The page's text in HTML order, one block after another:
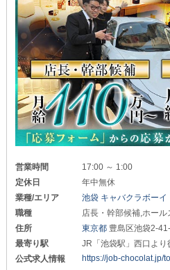
営業時間
17:00 ～ 1:00
定休日
年中無休
業種/エリア
池袋 キャバクラボーイ
職種
店長・幹部候補,ホー
住所
東京都 豊島区池袋2-
最寄り駅
JR「池袋駅」西口より
公式求人情報
https://job-chocolat.jp/